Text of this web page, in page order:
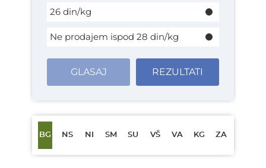
26 din/kg
Ne prodajem ispod 28 din/kg
GLASAJ REZULTATI
BG NS NI SM SU VŠ VA KG ZA